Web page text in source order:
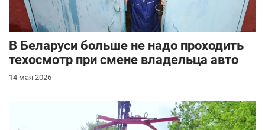
В Беларуси больше не надо проходить
техосмотр при смене владельца авто
14 мая 2026